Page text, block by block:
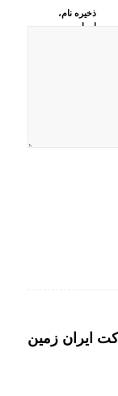
ذخیره نام،
ایمیل و
ایران زمین